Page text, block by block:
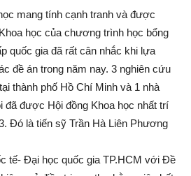
mang tính cạnh tranh và được
học của chương trình học bổng
quốc gia đã rất cân nhắc khi lựa
đề án trong năm nay. 3 nghiên cứu
thành phố Hồ Chí Minh và 1 nhà
đã được Hội đồng Khoa học nhất trí
Đó là tiến sỹ Trần Hà Liên Phương
tế- Đại học quốc gia TP.HCM với Đề